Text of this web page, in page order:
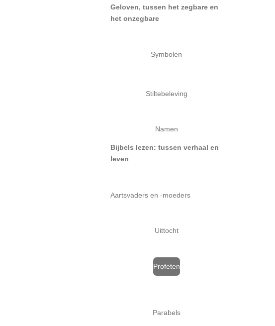
Geloven, tussen het zegbare en
het onzegbare
Symbolen
Stiltebeleving
Namen
Bijbels lezen: tussen verhaal en
leven
Aartsvaders en -moeders
Uittocht
Profeten
Parabels